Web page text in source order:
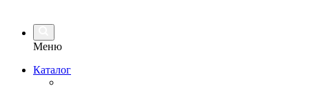
Меню
Каталог